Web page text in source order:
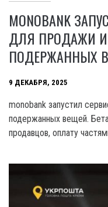
MONOBANK
ДЛЯ ПРОДАЖИ
ПОДЕРЖАННЫХ
9 ДЕКАБРЯ, 2025
monobank запустил
подержанных вещей.
продавцов, оплату